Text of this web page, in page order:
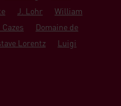
J. Lohr
William
Domaine de
Lorentz
Luigi